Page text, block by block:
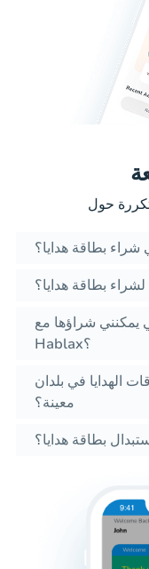
بطاقة هدايا؟
لشراء بطاقة هدايا؟
يمكنني شراؤها مع
Hablax؟
الهدايا في بلدان
معينة؟
بطاقة هدايا؟